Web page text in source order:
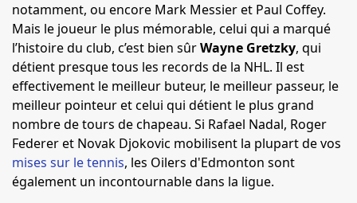
notamment, ou encore Mark Messier et Paul Coffey.
Mais le joueur le plus mémorable, celui qui a marqué
l’histoire du club, c’est bien sûrWayne Gretzky, qui
détient presque tous les records de la NHL. Il est
effectivement le meilleur buteur, le meilleur passeur, le
meilleur pointeur et celui qui détient le plus grand
nombre de tours de chapeau. Si Rafael Nadal, Roger
Federer et Novak Djokovic mobilisent la plupart de vos
mises sur le tennis, les Oilers d'Edmonton sont
également un incontournable dans la ligue.